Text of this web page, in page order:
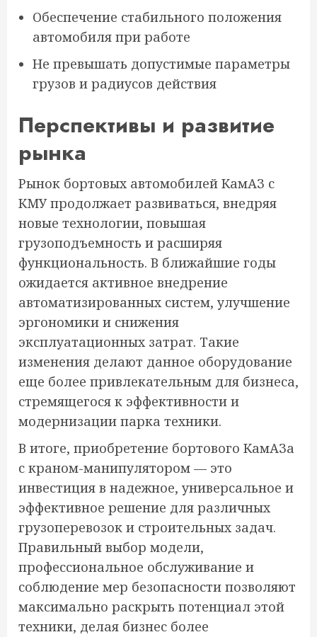
Обеспечение стабильного положения
автомобиля при работе
Не превышать допустимые параметры
грузов и радиусов действия
Перспективы и развитие
рынка
Рынок бортовых автомобилей КамАЗ с
КМУ продолжает развиваться, внедряя
новые технологии, повышая
грузоподъемность и расширяя
функциональность. В ближайшие годы
ожидается активное внедрение
автоматизированных систем, улучшение
эргономики и снижения
эксплуатационных затрат. Такие
изменения делают данное оборудование
еще более привлекательным для бизнеса,
стремящегося к эффективности и
модернизации парка техники.
В итоге, приобретение бортового КамАЗа
с краном-манипулятором — это
инвестиция в надежное, универсальное и
эффективное решение для различных
грузоперевозок и строительных задач.
Правильный выбор модели,
профессиональное обслуживание и
соблюдение мер безопасности позволяют
максимально раскрыть потенциал этой
техники, делая бизнес более